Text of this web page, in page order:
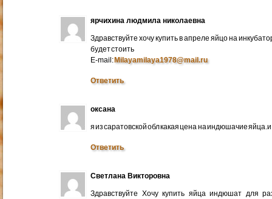
ярчихина людмила николаевна
Здравствуйте хочу купить в апреле яйцо на
будет стоить
E-mail:Milayamilaya1978@mail.ru
Ответить
оксана
я из саратовской обл какая цена на индюшачие яйца.и
Ответить
Светлана Викторовна
Здравствуйте Хочу купить яйца индюшат для